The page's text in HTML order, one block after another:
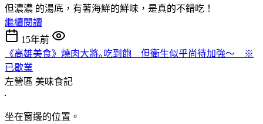
但濃濃 的湯底，有著海鮮的鮮味，是真的不錯吃！
繼續閱讀
15年前
《高雄美食》燒肉大將｡吃到飽 但衛生似乎尚待加強～ ※
已歇業
左營區 美味食記
坐在窗邊的位置。